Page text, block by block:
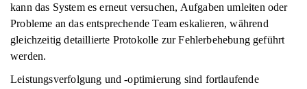
kann das System es erneut versuchen, Aufgaben umleiten oder
Probleme an das entsprechende Team eskalieren, während
gleichzeitig detaillierte Protokolle zur Fehlerbehebung geführt
werden.
Leistungsverfolgung und -optimierung sind fortlaufende